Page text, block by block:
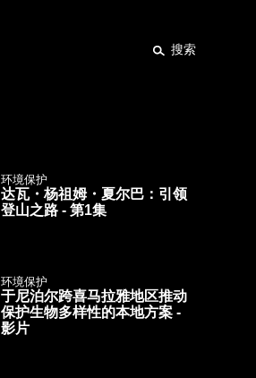
搜索
环境保护
达瓦・杨祖姆・夏尔巴：引领
登山之路 - 第1集
环境保护
于尼泊尔跨喜马拉雅地区推动
保护生物多样性的本地方案 -
影片